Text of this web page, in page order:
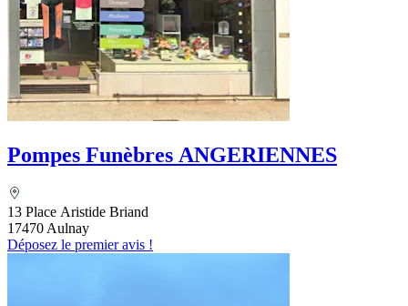
Pompes Funèbres ANGERIENNES
13 Place Aristide Briand
17470 Aulnay
Déposez le premier avis !